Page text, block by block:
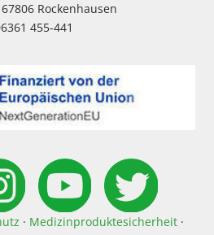
Rockenhausen
455-441
· Medizinproduktesicherheit ·